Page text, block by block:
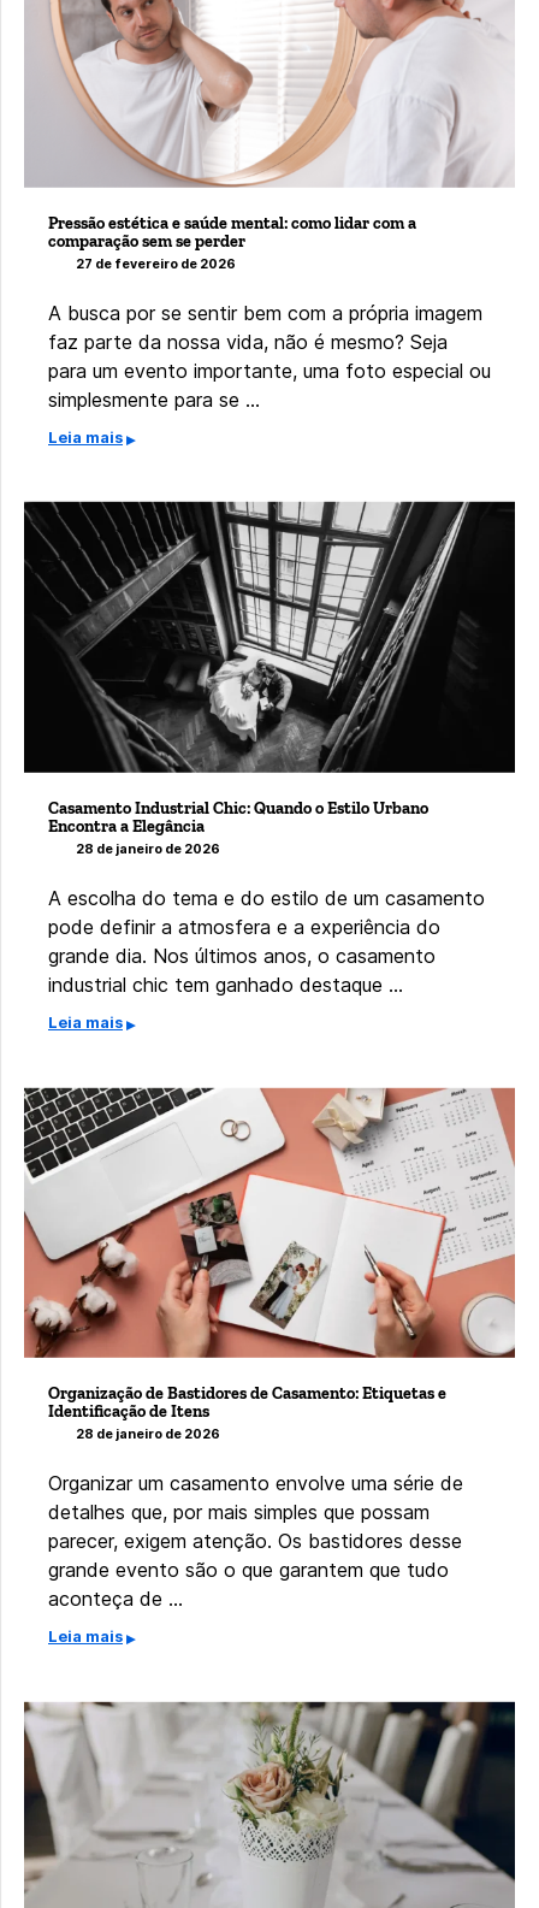
Pressão estética e saúde mental: como lidar com a
comparação sem se perder
27 de fevereiro de 2026
A busca por se sentir bem com a própria imagem
faz parte da nossa vida, não é mesmo? Seja
para um evento importante, uma foto especial ou
simplesmente para se …
Leia mais
Casamento Industrial Chic: Quando o Estilo Urbano
Encontra a Elegância
28 de janeiro de 2026
A escolha do tema e do estilo de um casamento
pode definir a atmosfera e a experiência do
grande dia. Nos últimos anos, o casamento
industrial chic tem ganhado destaque …
Leia mais
Organização de Bastidores de Casamento: Etiquetas e
Identificação de Itens
28 de janeiro de 2026
Organizar um casamento envolve uma série de
detalhes que, por mais simples que possam
parecer, exigem atenção. Os bastidores desse
grande evento são o que garantem que tudo
aconteça de …
Leia mais